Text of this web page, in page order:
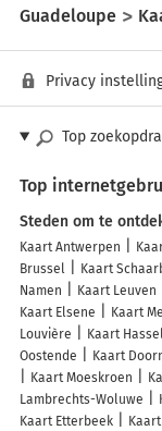
Guadeloupe
Privacy
Top
Top
Steden om te
Kaart Antwerpen
Brussel
Kaart
Namen
Kaart Leuven
Kaart Elsene
Kaart
Louvière
Kaart
Oostende
Kaart
Kaart Moeskroen
Lambrechts-Woluwe
Kaart Etterbeek